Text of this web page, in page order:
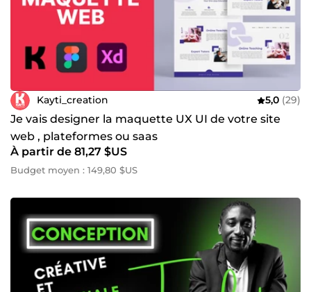
Kayti_creation 5,0 (29)
Je vais designer la maquette UX UI de votre site
web , plateformes ou saas
À partir de 81,27 $US
Budget moyen : 149,80 $US